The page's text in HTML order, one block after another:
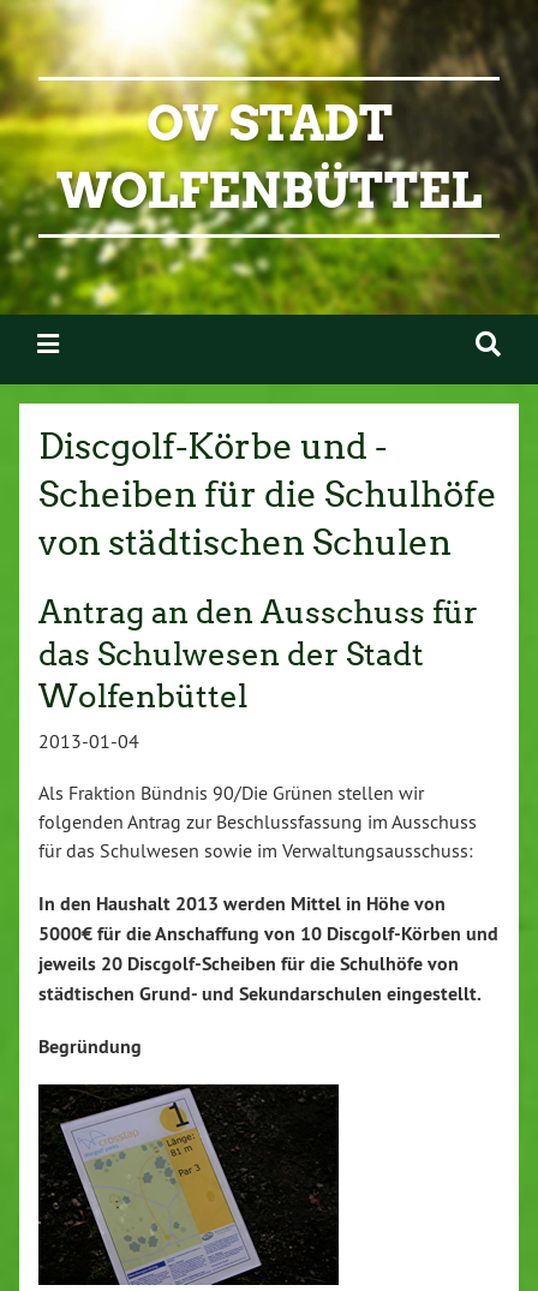
OV STADT
WOLFENBÜTTEL
Discgolf-Körbe und -
Scheiben für die Schulhöfe
von städtischen Schulen
Antrag an den Ausschuss für
das Schulwesen der Stadt
Wolfenbüttel
2013-01-04
Als Fraktion Bündnis 90/Die Grünen stellen wir
folgenden Antrag zur Beschlussfassung im Ausschuss
für das Schulwesen sowie im Verwaltungsausschuss:
In den Haushalt 2013 werden Mittel in Höhe von
5000€ für die Anschaffung von 10 Discgolf-Körben und
jeweils 20 Discgolf-Scheiben für die Schulhöfe von
städtischen Grund- und Sekundarschulen eingestellt.
Begründung